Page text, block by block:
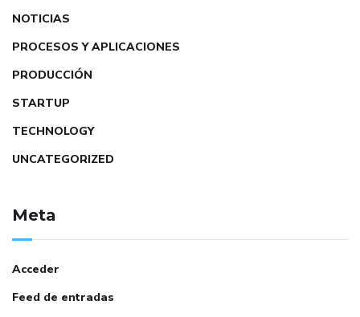
NOTICIAS
PROCESOS Y APLICACIONES
PRODUCCIÓN
STARTUP
TECHNOLOGY
UNCATEGORIZED
Meta
Acceder
Feed de entradas